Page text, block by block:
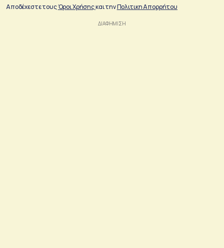
Αποδέχεστε τουςΌροι Χρήσηςκαι τηνΠολιτικη Απορρήτου